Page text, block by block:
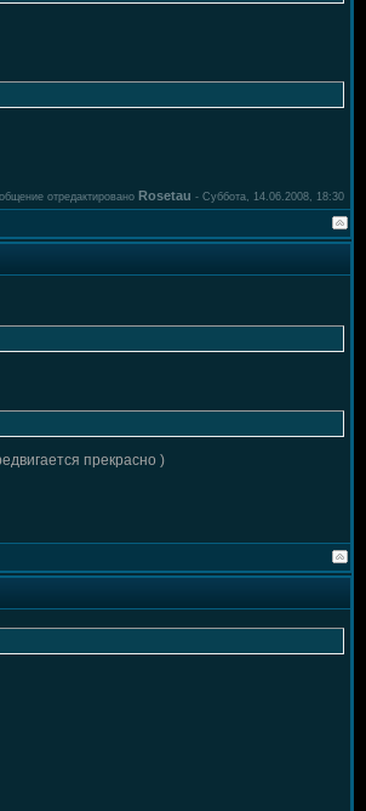
отредактировано Rosetau - Суббота, 14.06.2008, 18:30
прекрасно )